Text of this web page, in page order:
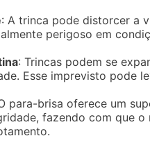
: A trinca pode distorcer a
perigoso em
: Trincas podem se
Esse imprevisto pode
para-brisa oferece um
fazendo com que